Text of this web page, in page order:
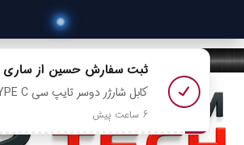
ثبت سفارش حسین از ساری
6 ساعت پیش